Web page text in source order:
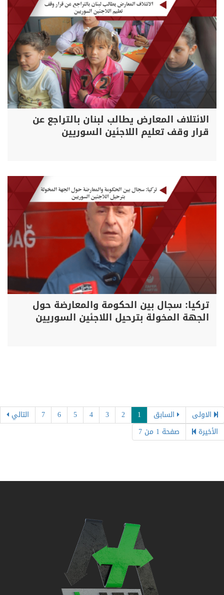
الائتلاف المعارض يطالب لبنان بالتراجع عن
قرار وقف تعليم اللاجئين السوريين
تركيا: سجال بين الحكومة والمعارضة حول
الجهة المخولة بترحيل اللاجئين السوريين
الاولى السابق 1
2
3
4
5
6
7
التالي
الأخيرة
صفحة 1 من 7